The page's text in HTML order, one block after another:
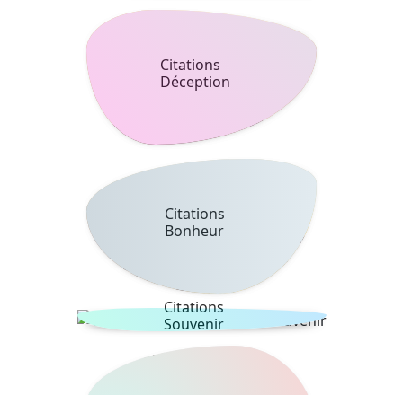
Citations
Déception
Citations
Bonheur
Citations
Souvenir